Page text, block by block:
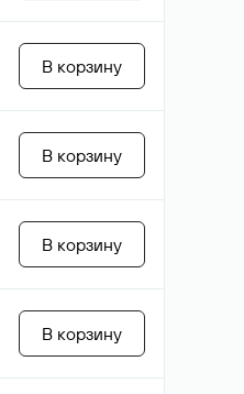
В корзину
В корзину
В корзину
В корзину